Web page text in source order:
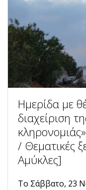
Ημερίδα με
διαχείριση
/ Θεματικές
Αμύκλες]
Το Σάββατο, 23